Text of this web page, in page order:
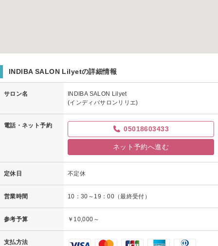
INDIBA SALON Lilyetの詳細情報
サロン名
INDIBA SALON Lilyet
(インディバサロンリリエ)
電話・ネット予約 05018603433
ネット予約へ進む
定休日 不定休
営業時間 10：30～19：00（最終受付）
参考予算 ￥10,000～
支払方法